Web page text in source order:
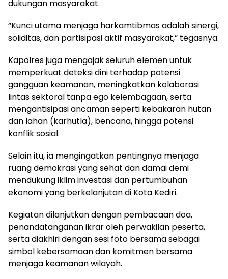
dukungan masyarakat.
“Kunci utama menjaga harkamtibmas adalah sinergi,
soliditas, dan partisipasi aktif masyarakat,” tegasnya.
Kapolres juga mengajak seluruh elemen untuk
memperkuat deteksi dini terhadap potensi
gangguan keamanan, meningkatkan kolaborasi
lintas sektoral tanpa ego kelembagaan, serta
mengantisipasi ancaman seperti kebakaran hutan
dan lahan (karhutla), bencana, hingga potensi
konflik sosial.
Selain itu, ia mengingatkan pentingnya menjaga
ruang demokrasi yang sehat dan damai demi
mendukung iklim investasi dan pertumbuhan
ekonomi yang berkelanjutan di Kota Kediri.
Kegiatan dilanjutkan dengan pembacaan doa,
penandatanganan ikrar oleh perwakilan peserta,
serta diakhiri dengan sesi foto bersama sebagai
simbol kebersamaan dan komitmen bersama
menjaga keamanan wilayah.